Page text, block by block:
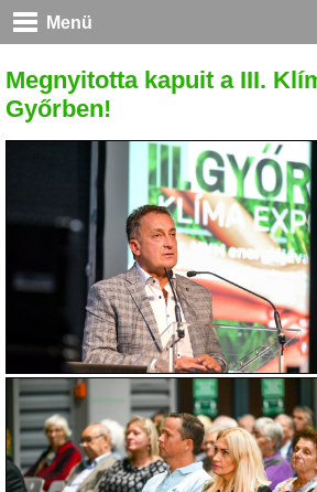
Menü
Megnyitotta kapuit a III.
Győrben!